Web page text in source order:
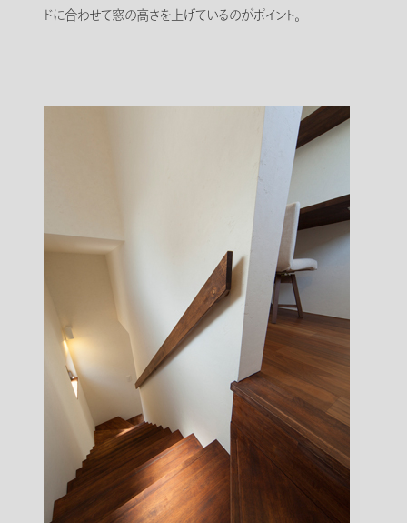
ドに合わせて窓の高さを上げているのがポイント。